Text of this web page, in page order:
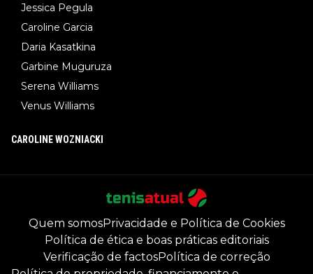
Jessica Pegula
Caroline Garcia
Daria Kasatkina
Garbine Muguruza
Serena Williams
Venus Williams
CAROLINE WOZNIACKI
Quem somosPrivacidade e Política de Cookies
Política de ética e boas práticas editoriais
Verificação de factosPolítica de correção